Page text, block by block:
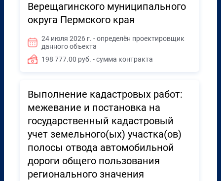
Верещагинского муниципального
округа Пермского края
24 июля 2026 г. - определён проектировщик
данного объекта
198 777.00 руб. - сумма контракта
Выполнение кадастровых работ:
межевание и постановка на
государственный кадастровый
учет земельного(ых) участка(ов)
полосы отвода автомобильной
дороги общего пользования
регионального значения